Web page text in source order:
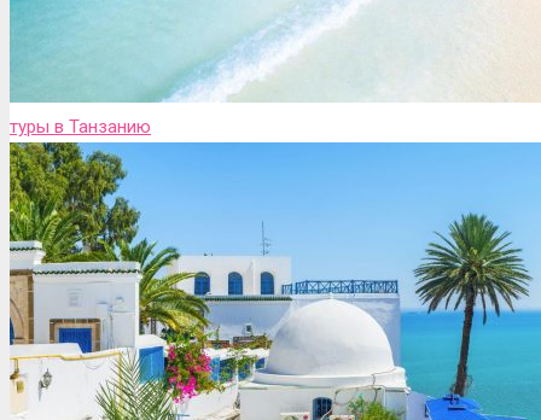
туры в Танзанию